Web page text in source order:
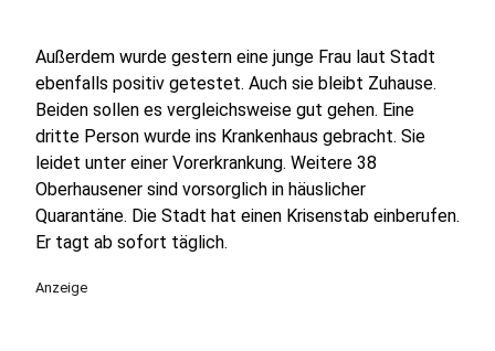
Außerdem wurde gestern eine junge Frau laut Stadt
ebenfalls positiv getestet. Auch sie bleibt Zuhause.
Beiden sollen es vergleichsweise gut gehen. Eine
dritte Person wurde ins Krankenhaus gebracht. Sie
leidet unter einer Vorerkrankung. Weitere 38
Oberhausener sind vorsorglich in häuslicher
Quarantäne. Die Stadt hat einen Krisenstab einberufen.
Er tagt ab sofort täglich.
Anzeige